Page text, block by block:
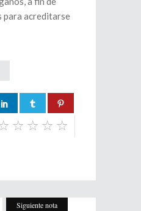
acreditarse
Siguiente nota